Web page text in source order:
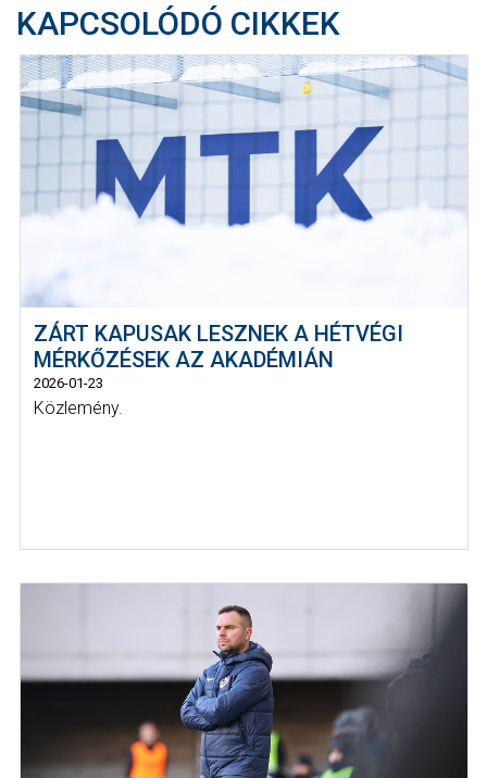
KAPCSOLÓDÓ CIKKEK
ZÁRT KAPUSAK LESZNEK A HÉTVÉGI
MÉRKŐZÉSEK AZ AKADÉMIÁN
2026-01-23
Közlemény.